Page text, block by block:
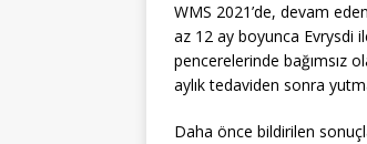
WMS 2021’de, devam
az 12 ay boyunca Evrysdi
pencerelerinde bağımsız
aylık tedaviden sonra
Daha önce bildirilen